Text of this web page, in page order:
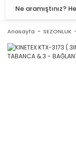
Anasayfa SEZONLUK